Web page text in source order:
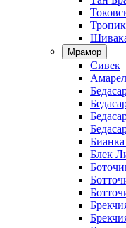
Мрамор
Сивек
Блек